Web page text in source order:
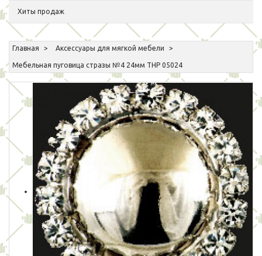
Хиты продаж
Главная Аксессуары для мягкой мебели
Мебельная пуговица стразы №4 24мм THP 05024